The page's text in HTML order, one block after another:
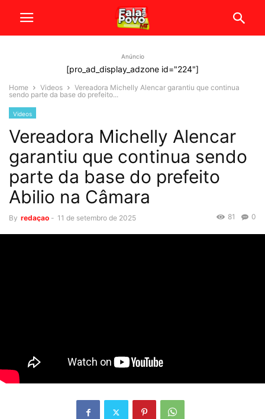
Anúncio
[pro_ad_display_adzone id="224"]
Home Videos
Vereadora Michelly Alencar garantiu que continua
sendo parte da base do prefeito...
Videos
Vereadora Michelly Alencar
garantiu que continua sendo
parte da base do prefeito
Abilio na Câmara
By redaçao - 11 de setembro de 2025 0
81